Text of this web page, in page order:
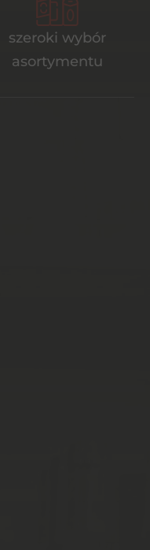
szeroki wybór
asortymentu